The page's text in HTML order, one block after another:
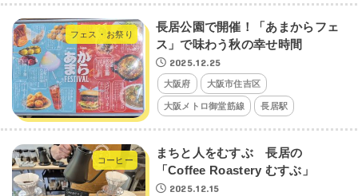
フェス・お祭り
長居公園で開催！「あまからフェ
ス」で味わう秋の幸せ時間
2025.12.25
大阪府 大阪市住吉区
大阪メトロ御堂筋線 長居駅
コーヒー
まちと人をむすぶ 長居の
「Coffee Roastery むすぶ」
2025.12.15